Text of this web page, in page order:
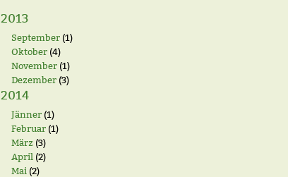
2013
September(1)
Oktober(4)
November(1)
Dezember(3)
2014
Jänner(1)
Februar(1)
März (3)
April (2)
Mai (2)